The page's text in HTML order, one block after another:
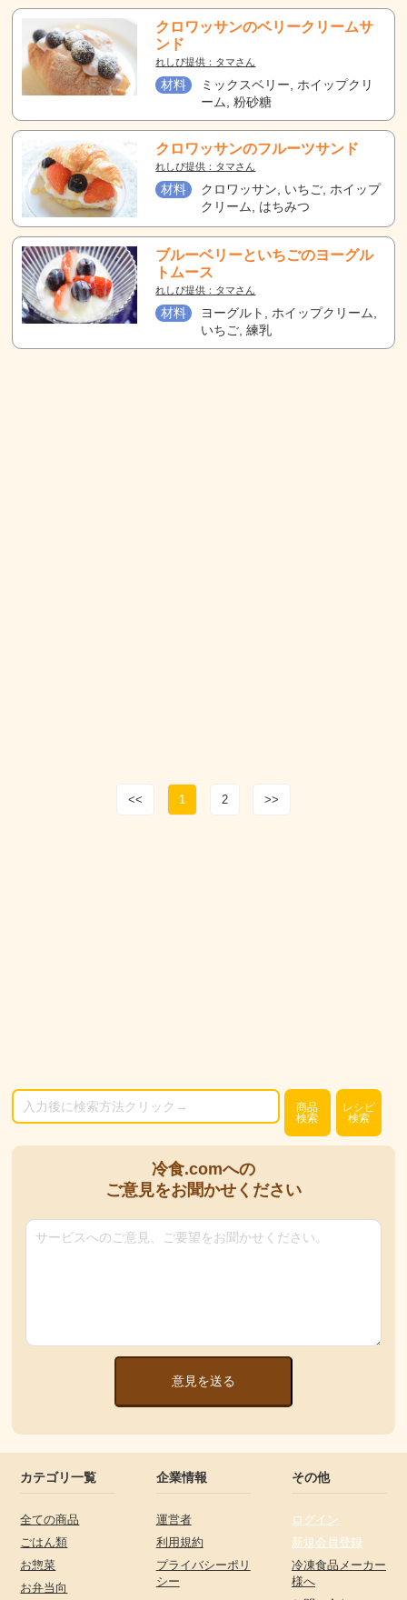
クロワッサンのベリークリームサ
ンド
れしぴ提供：タマさん
材料
ミックスベリー, ホイップクリ
ーム, 粉砂糖
クロワッサンのフルーツサンド
れしぴ提供：タマさん
材料
クロワッサン, いちご, ホイップ
クリーム, はちみつ
ブルーベリーといちごのヨーグル
トムース
れしぴ提供：タマさん
材料
ヨーグルト, ホイップクリーム,
いちご, 練乳
<< 1 2 >>
商品
検索
レシピ
検索
冷食.comへの
ご意見をお聞かせください
意見を送る
カテゴリ一覧
全ての商品
ごはん類
お惣菜
お弁当向
企業情報
運営者
利用規約
プライバシーポリ
シー
その他
ログイン
新規会員登録
冷凍食品メーカー
様へ